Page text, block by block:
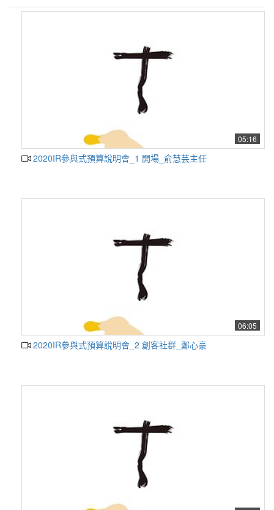
05:16
2020IR參與式預算說明會_1 開場_俞慧芸主任
06:05
2020IR參與式預算說明會_2 創客社群_鄭心豪